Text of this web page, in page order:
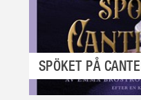
SPÖKET PÅ